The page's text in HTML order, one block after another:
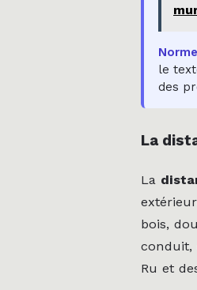
le
des
La
La
bois,
conduit,
Ru et